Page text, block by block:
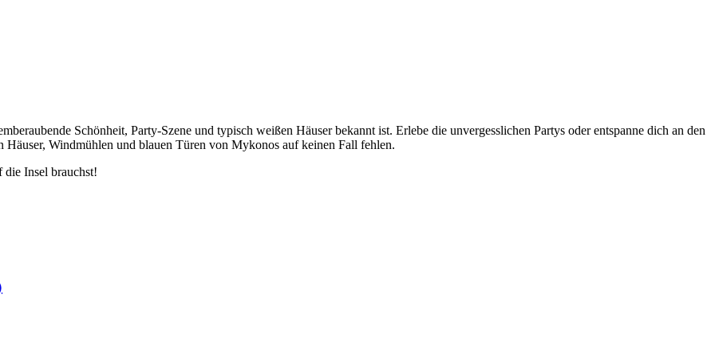
Schönheit, Party-Szene und typisch weißen Häuser bekannt ist. Erlebe die unvergesslichen Partys oder entspanne dich an den
Windmühlen und blauen Türen von Mykonos auf keinen Fall fehlen.
Insel brauchst!